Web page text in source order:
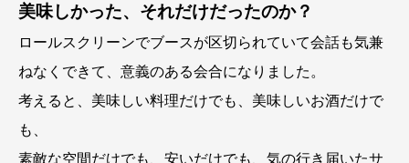
美味しかった、それだけだったのか？
ロールスクリーンでブースが区切られていて会話も気兼
ねなくできて、意義のある会合になりました。
考えると、美味しい料理だけでも、美味しいお酒だけで
も、
素敵な空間だけでも、安いだけでも、気の行き届いたサ